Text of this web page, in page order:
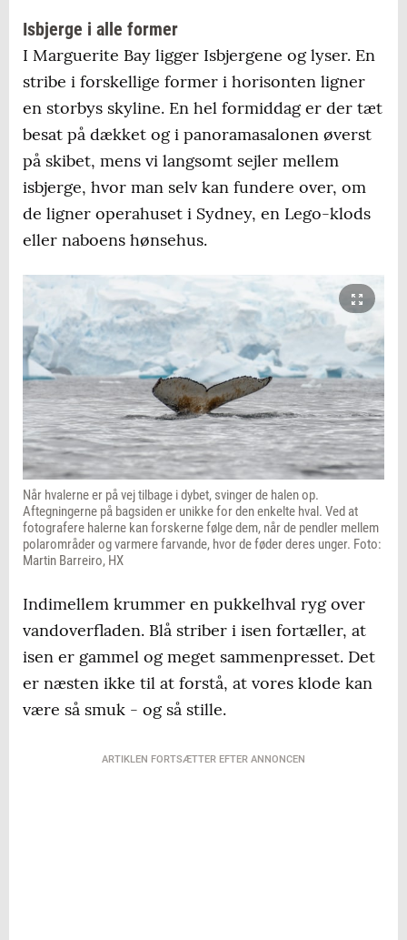
Isbjerge i alle former
I Marguerite Bay ligger Isbjergene og lyser. En
stribe i forskellige former i horisonten ligner
en storbys skyline. En hel formiddag er der tæt
besat på dækket og i panoramasalonen øverst
på skibet, mens vi langsomt sejler mellem
isbjerge, hvor man selv kan fundere over, om
de ligner operahuset i Sydney, en Lego-klods
eller naboens hønsehus.
Når hvalerne er på vej tilbage i dybet, svinger de halen op.
Aftegningerne på bagsiden er unikke for den enkelte hval. Ved at
fotografere halerne kan forskerne følge dem, når de pendler mellem
polarområder og varmere farvande, hvor de føder deres unger. Foto:
Martin Barreiro, HX
Indimellem krummer en pukkelhval ryg over
vandoverfladen. Blå striber i isen fortæller, at
isen er gammel og meget sammenpresset. Det
er næsten ikke til at forstå, at vores klode kan
være så smuk - og så stille.
ARTIKLEN FORTSÆTTER EFTER ANNONCEN